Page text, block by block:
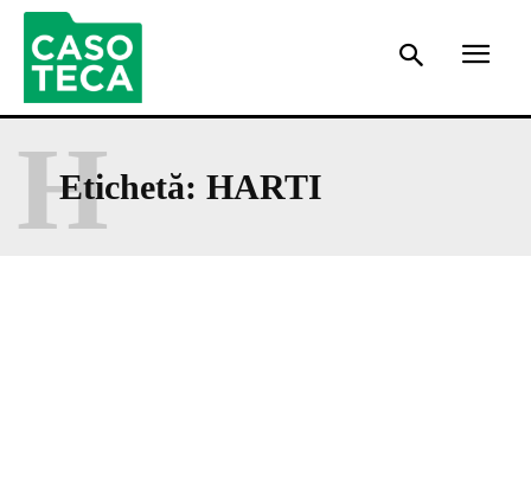
Etichetă: HARTI
H